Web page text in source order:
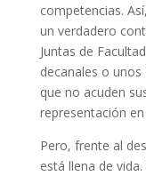
competencias.
un verdadero
Juntas de
decanales o
que no acuden
representación
Pero, frente al
está llena de